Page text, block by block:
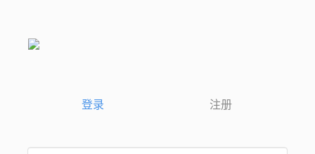
登录 注册